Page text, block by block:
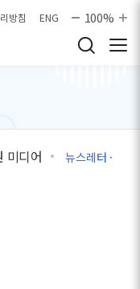
방침 ENG 100%
미디어
뉴스레터 ·